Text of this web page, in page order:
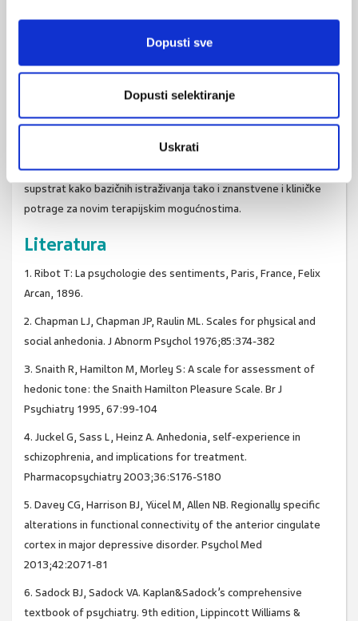
Dopusti sve
Dopusti selektiranje
Uskrati
djelovanja. (27) Isto vrijedi i za antidepresive s dualnim
mehanizmima djelovanja (venlafaksin), kao i za agomelatin. (28)
Zaključno, viši stupanj anhedonije povezan je s lošijom
premorbidnom prilagodbom, nižom razinom socijalne
U depresivnih bolesnika anhedonija korelira s težinom bolesti i
negativan je prognostički faktor u depresivnih adolescenata.
Iako opisana prije više od jednog stoljeća, anhedonija je i dalje
supstrat kako bazičnih istraživanja tako i znanstvene i kliničke
potrage za novim terapijskim mogućnostima.
Literatura
1. Ribot T: La psychologie des sentiments, Paris, France, Felix
Arcan, 1896.
2. Chapman LJ, Chapman JP, Raulin ML. Scales for physical and
social anhedonia. J Abnorm Psychol 1976;85:374-382
3. Snaith R, Hamilton M, Morley S: A scale for assessment of
hedonic tone: the Snaith Hamilton Pleasure Scale. Br J
Psychiatry 1995, 67:99-104
4. Juckel G, Sass L, Heinz A. Anhedonia, self-experience in
schizophrenia, and implications for treatment.
Pharmacopsychiatry 2003;36:S176-S180
5. Davey CG, Harrison BJ, Yücel M, Allen NB. Regionally specific
alterations in functional connectivity of the anterior cingulate
cortex in major depressive disorder. Psychol Med
2013;42:2071-81
6. Sadock BJ, Sadock VA. Kaplan&Sadock’s comprehensive
textbook of psychiatry. 9th edition, Lippincott Williams &